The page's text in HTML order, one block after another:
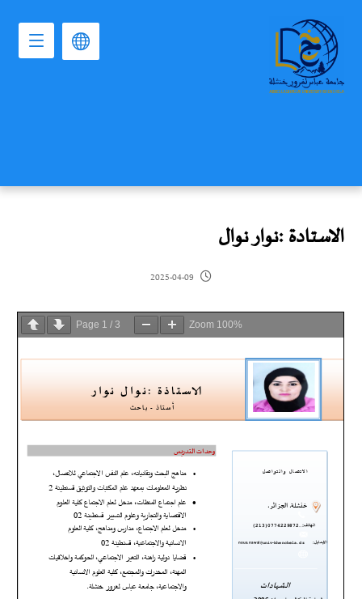
الاستادة :نوار نوال
2025-04-09
Page 1 / 3 Zoom 100%